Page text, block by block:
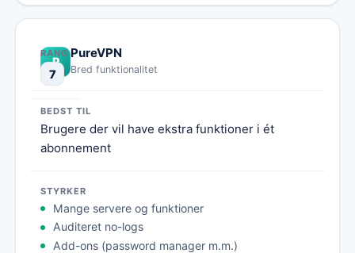
7
P
PureVPN
Bred funktionalitet
Brugere der vil have ekstra funktioner i ét
abonnement
Mange servere og funktioner
Auditeret no-logs
Add-ons (password manager m.m.)